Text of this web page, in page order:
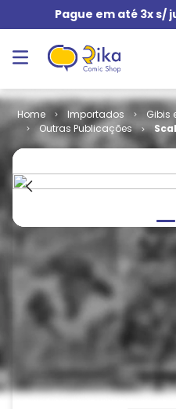
Pague em até 3x s/
Importados
Gibis
Outras Publicações